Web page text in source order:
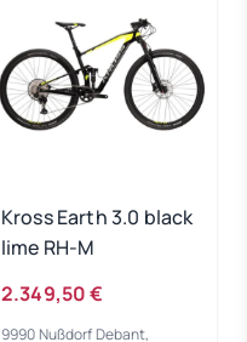
Kross Earth 3.0 black
lime RH-M
2.349,50 €
9990 Nußdorf Debant,